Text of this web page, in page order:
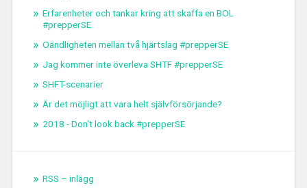
Erfarenheter och tankar kring att skaffa en BOL
#prepperSE
Oändligheten mellan två hjärtslag #prepperSE
Jag kommer inte överleva SHTF #prepperSE
SHFT-scenarier
Är det möjligt att vara helt självförsörjande?
2018 - Don't look back #prepperSE
RSS – inlägg